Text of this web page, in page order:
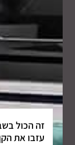
זה הכול
עזבו את